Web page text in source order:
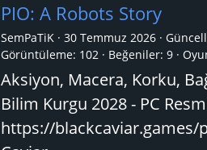
PIO: A Robots Story
SemPaTiK 30 Temmuz 2026
Görüntüleme: 102
Beğeniler: 9
Aksiyon, Macera, Korku,
Bilim Kurgu 2028 - PC
https://blackcaviar.games/